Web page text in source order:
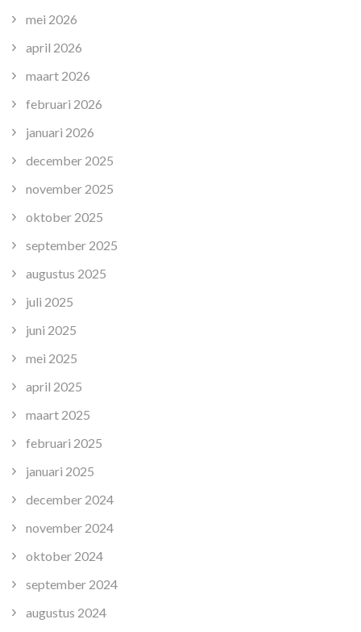
mei 2026
april 2026
maart 2026
februari 2026
januari 2026
december 2025
november 2025
oktober 2025
september 2025
augustus 2025
juli 2025
juni 2025
mei 2025
april 2025
maart 2025
februari 2025
januari 2025
december 2024
november 2024
oktober 2024
september 2024
augustus 2024